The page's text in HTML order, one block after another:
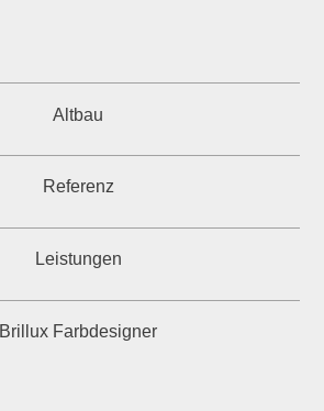
Altbau
Referenz
Leistungen
Brillux Farbdesigner